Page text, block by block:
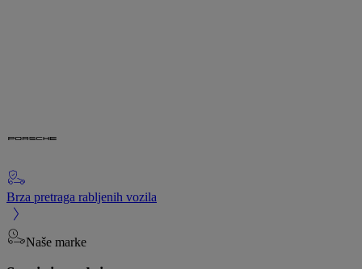
Brza pretraga rabljenih vozila
Naše marke